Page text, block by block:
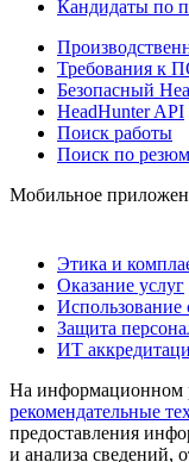
Кандидаты по
Требования к
Безопасный
HeadHunter API
Поиск работы
Поиск по
Мобильное
Этика и
Оказание услуг
Использование
Защита
ИТ
На информационном
рекомендательные
предоставления
и анализа сведений,